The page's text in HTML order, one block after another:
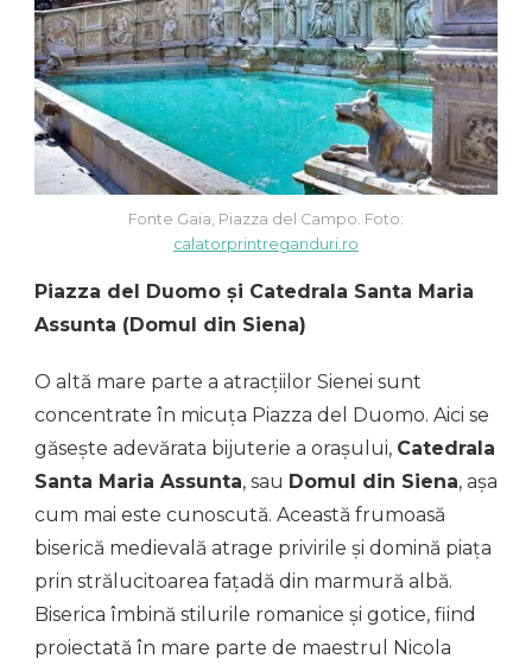
Fonte Gaia, Piazza del Campo. Foto:
calatorprintreganduri.ro
Piazza del Duomo și Catedrala Santa Maria
Assunta (Domul din Siena)
O altă mare parte a atracțiilor Sienei sunt
concentrate în micuța Piazza del Duomo. Aici se
găsește adevărata bijuterie a orașului, Catedrala
Santa Maria Assunta, sau Domul din Siena, așa
cum mai este cunoscută. Această frumoasă
biserică medievală atrage privirile și domină piața
prin strălucitoarea fațadă din marmură albă.
Biserica îmbină stilurile romanice și gotice, fiind
proiectată în mare parte de maestrul Nicola